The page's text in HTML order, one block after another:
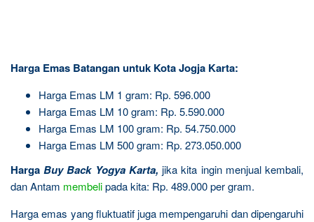
Harga Emas Batangan untuk Kota Jogja Karta:
Harga Emas LM 1 gram: Rp. 596.000
Harga Emas LM 10 gram: Rp. 5.590.000
Harga Emas LM 100 gram: Rp. 54.750.000
Harga Emas LM 500 gram: Rp. 273.050.000
HargaBuy Back Yogya Karta,jika kita ingin menjual kembali,
dan Antam membelipada kita: Rp. 489.000 per gram.
Harga emas yang fluktuatif juga mempengaruhi dan dipengaruhi